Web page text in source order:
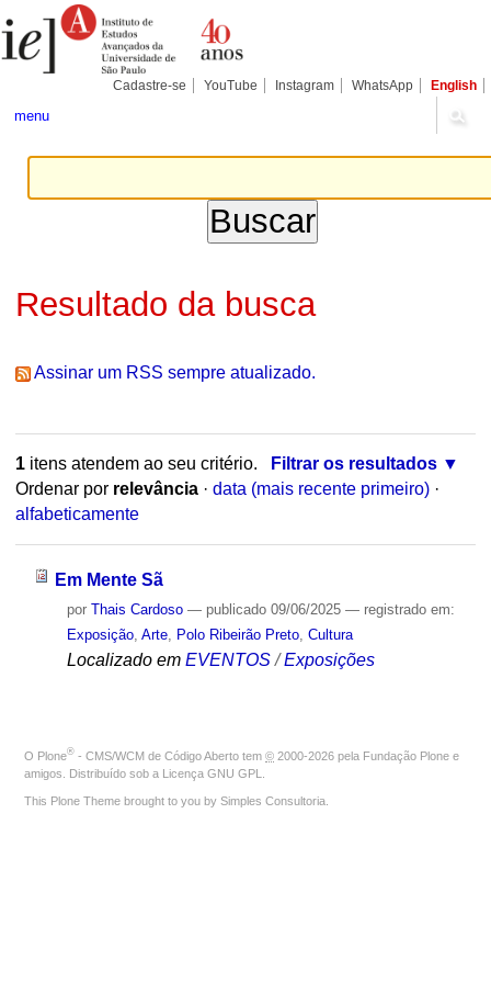
para
conteúdo.
Pessoais
Cadastre-se YouTube Instagram WhatsApp English
menu
Resultado da busca
Assinar um RSS sempre atualizado.
1itens atendem ao seu critério.
Filtrar os resultados
Ordenar por relevância · data (mais recente primeiro) ·
alfabeticamente
Em Mente Sã
por Thais Cardoso — publicado09/06/2025 — registrado em:
Exposição, Arte, Polo Ribeirão Preto, Cultura
Localizado em EVENTOS /Exposições
O Plone® - CMS/WCM de Código Aberto tem © 2000-2026 pela Fundação Plone e
amigos. Distribuído sob a Licença GNU GPL
This Plone Theme brought to you by Simples Consultoria